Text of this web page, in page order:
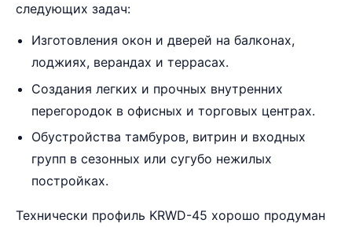
следующих задач:
Изготовления окон и дверей на балконах,
лоджиях, верандах и террасах.
Создания легких и прочных внутренних
перегородок в офисных и торговых центрах.
Обустройства тамбуров, витрин и входных
групп в сезонных или сугубо нежилых
постройках.
Технически профиль KRWD-45 хорошо продуман